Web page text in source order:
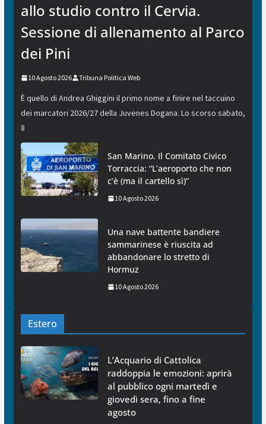
allo studio contro il Cervia.
Sessione di allenamento al Parco
dei Pini
10 Agosto 2026 Tribuna Politica Web
È quello di Andrea Ghiggini il primo nome a finire nel taccuino
dei marcatori 2026/27 della Juvenes Dogana. Lo scorso sabato,
8
San Marino. Il Comitato Civico
Torraccia: “L’aeroporto che non
c’è (ma il cartello sì)”
10 Agosto 2026
Una nave battente bandiere
sammarinese è riuscita ad
abbandonare lo stretto di
Hormuz
10 Agosto 2026
Estero
L’Acquario di Cattolica
raddoppia le emozioni: aprirà
al pubblico ogni martedì e
giovedì sera, fino a fine
agosto